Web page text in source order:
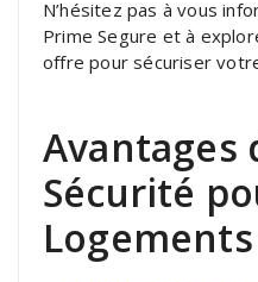
N’hésitez pas à vous
Prime Segure et à
offre pour sécuriser
Avantages
Sécurité